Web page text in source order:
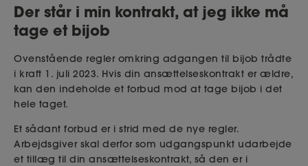
Der står i min kontrakt, at jeg ikke må
tage et bijob
Ovenstående regler omkring adgangen til bijob trådte
i kraft 1. juli 2023. Hvis din ansættelseskontrakt er ældre,
kan den indeholde et forbud mod at tage bijob i det
hele taget.
Et sådant forbud er i strid med de nye regler.
Arbejdsgiver skal derfor som udgangspunkt udarbejde
et tillæg til din ansættelseskontrakt, så den er i